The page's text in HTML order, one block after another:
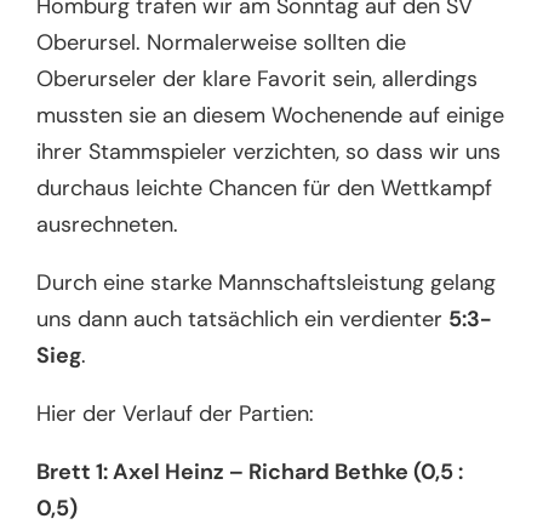
Oberursel. Normalerweise sollten die
Oberurseler der klare Favorit sein, allerdings
mussten sie an diesem Wochenende auf einige
ihrer Stammspieler verzichten, so dass wir uns
durchaus leichte Chancen für den Wettkampf
ausrechneten.
Durch eine starke Mannschaftsleistung gelang
uns dann auch tatsächlich ein verdienter 5:3-
Sieg.
Hier der Verlauf der Partien:
Brett 1: Axel Heinz – Richard Bethke (0,5 :
0,5)